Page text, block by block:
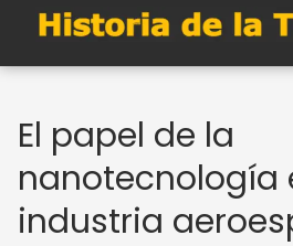
El papel de la
nanotecnología
industria